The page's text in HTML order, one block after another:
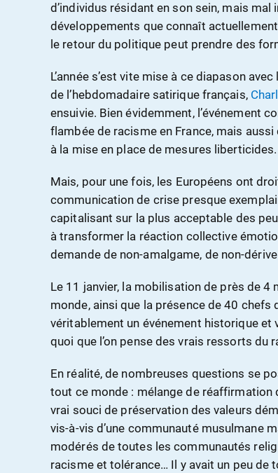
d’individus résidant en son sein, mais
développements que connaît
le retour du politique peut prendre des
L’année s’est vite mise à ce diapason
de l’hebdomadaire satirique français,
ensuivie. Bien évidemment, l’événement
flambée de racisme en France, mais
à la mise en place de mesures liberticides.
Mais, pour une fois, les Européens ont
communication de crise presque
capitalisant sur la plus acceptable des
à transformer la réaction collective
demande de non-amalgame, de non-
Le 11 janvier, la mobilisation de près de
monde, ainsi que la présence de 40 chefs
véritablement un événement historique
quoi que l’on pense des vrais ressorts du
En réalité, de nombreuses questions se
tout ce monde : mélange de
vrai souci de préservation des valeurs
vis-à-vis d’une communauté musulmane
modérés de toutes les communautés
racisme et tolérance… Il y avait un peu